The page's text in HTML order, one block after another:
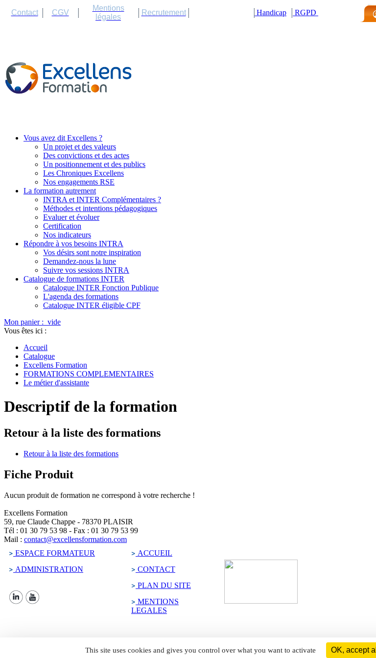
Contact CGV
Mentions
légales
Recrutement Handicap RGPD
Vous avez dit Excellens ?
Un projet et des valeurs
Des convictions et des actes
Un positionnement et des publics
Les Chroniques Excellens
Nos engagements RSE
La formation autrement
INTRA et INTER Complémentaires ?
Méthodes et intentions pédagogiques
Evaluer et évoluer
Certification
Nos indicateurs
Répondre à vos besoins INTRA
Vos désirs sont notre inspiration
Demandez-nous la lune
Suivre vos sessions INTRA
Catalogue de formations INTER
Catalogue INTER Fonction Publique
L'agenda des formations
Catalogue INTER éligible CPF
Mon panier : vide
Vous êtes ici :
Accueil
Catalogue
Excellens Formation
FORMATIONS COMPLEMENTAIRES
Le métier d'assistante
Descriptif de la formation
Retour à la liste des formations
Retour à la liste des formations
Fiche Produit
Aucun produit de formation ne correspond à votre recherche !
Excellens Formation
59, rue Claude Chappe - 78370 PLAISIR
Tél : 01 30 79 53 98 - Fax : 01 30 79 53 99
Mail : contact@excellensformation.com
ESPACE FORMATEUR
ACCUEIL
ADMINISTRATION
CONTACT
PLAN DU SITE
MENTIONS
LEGALES
This site uses cookies and gives you control over what you want to activate OK, accept all